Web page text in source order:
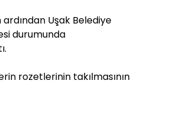
Uşak Belediye
durumunda
rozetlerinin takılmasının